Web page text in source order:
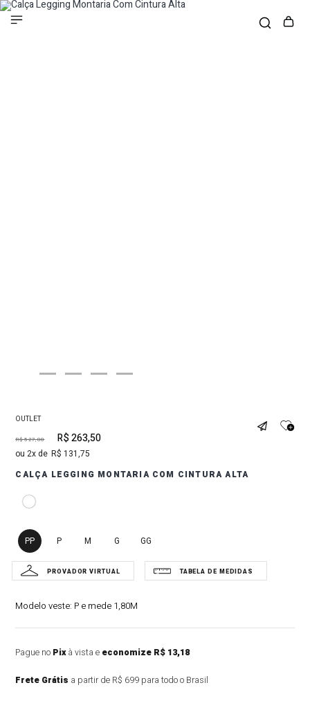
OUTLET
R$ 527,00 R$ 263,50
2 R$ 131,75
CALÇA LEGGING MONTARIA COM CINTURA ALTA
PP P M G GG
Modelo veste: P e mede 1,80M
Pague no Pixà vista e economize R$ 13,18
Frete Grátis a partir de R$ 699 para todo o Brasil